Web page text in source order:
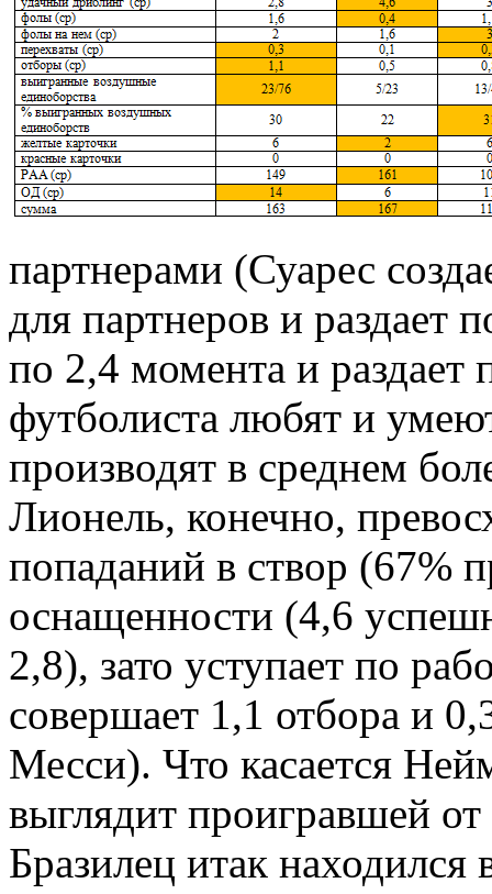
партнерами (Суарес
для партнеров и раздает
по 2,4 момента и раздает
футболиста любят и
производят в среднем
Лионель, конечно,
попаданий в створ (67%
оснащенности (4,6
2,8), зато уступает по
совершает 1,1 отбора и
Месси). Что касается
выглядит проигравшей от
Бразилец итак находился